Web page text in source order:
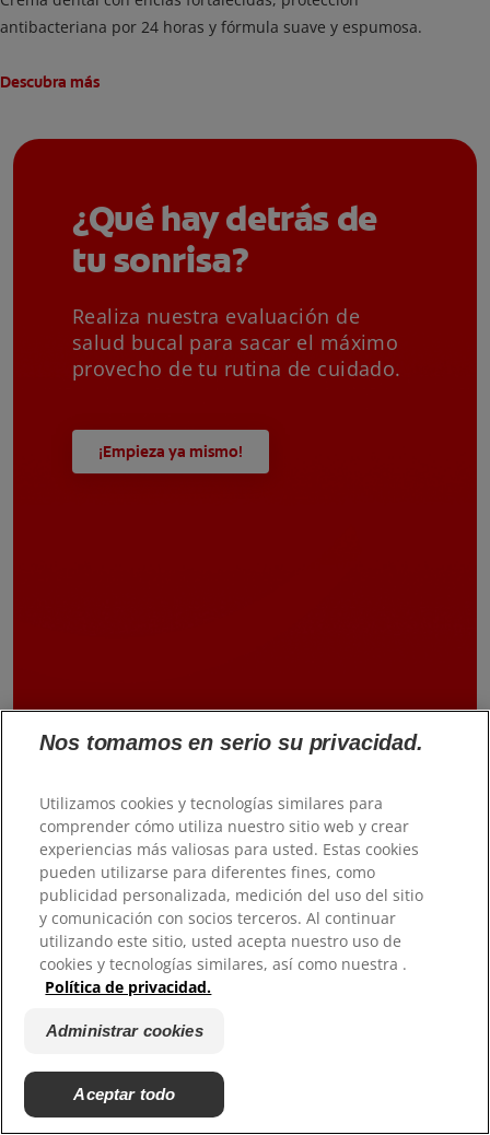
antibacteriana por 24 horas y fórmula suave y espumosa.
Descubra más
¿Qué hay detrás de
tu sonrisa?
Realiza nuestra evaluación de
salud bucal para sacar el máximo
provecho de tu rutina de cuidado.
¡Empieza ya mismo!
Nos tomamos en serio su privacidad.
Utilizamos cookies y tecnologías similares para
comprender cómo utiliza nuestro sitio web y crear
experiencias más valiosas para usted. Estas cookies
pueden utilizarse para diferentes fines, como
publicidad personalizada, medición del uso del sitio
y comunicación con socios terceros. Al continuar
utilizando este sitio, usted acepta nuestro uso de
cookies y tecnologías similares, así como nuestra .
Política de privacidad.
Administrar cookies
Aceptar todo